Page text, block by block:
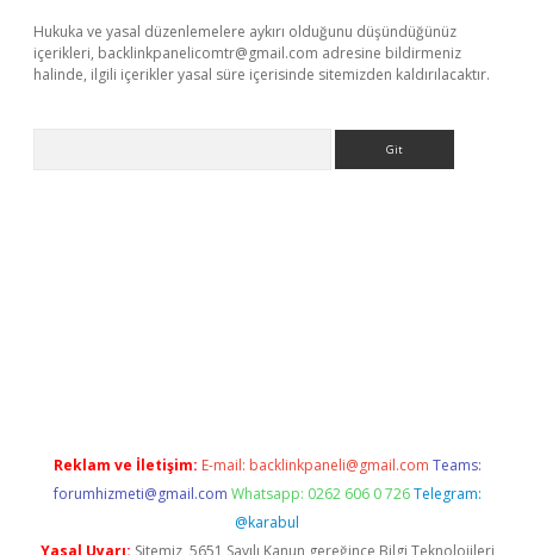
Hukuka ve yasal düzenlemelere aykırı olduğunu düşündüğünüz
içerikleri, backlinkpanelicomtr@gmail.com adresine bildirmeniz
halinde, ilgili içerikler yasal süre içerisinde sitemizden kaldırılacaktır.
Reklam ve İletişim: E-mail: backlinkpaneli@gmail.com Teams:
forumhizmeti@gmail.com Whatsapp: 0262 606 0 726 Telegram:
@karabul
Yasal Uyarı: Sitemiz, 5651 Sayılı Kanun gereğince Bilgi Teknolojileri